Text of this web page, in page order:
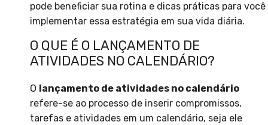
pode beneficiar sua rotina e dicas práticas para você
implementar essa estratégia em sua vida diária.
O QUE É O LANÇAMENTO DE
ATIVIDADES NO CALENDÁRIO?
O lançamento de atividades no calendário
refere-se ao processo de inserir compromissos,
tarefas e atividades em um calendário, seja ele